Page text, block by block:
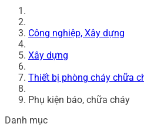
Công nghiệp, Xây dựng
Xây dựng
Thiết bị phòng cháy chữa
Phụ kiện báo, chữa cháy
Danh mục